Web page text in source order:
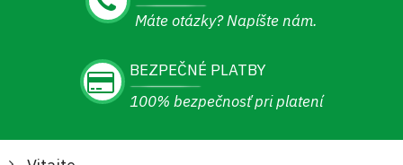
Máte otázky? Napíšte nám.
BEZPEČNÉ PLATBY
100% bezpečnosť pri platení